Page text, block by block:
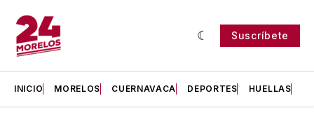
Suscríbete
INICIO MORELOS CUERNAVACA DEPORTES HUELLAS